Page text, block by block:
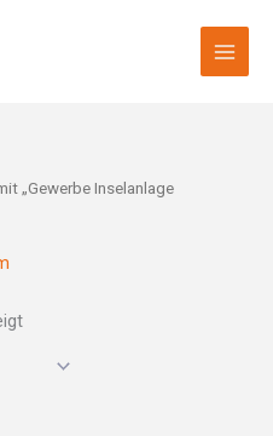
„Gewerbe Inselanlage